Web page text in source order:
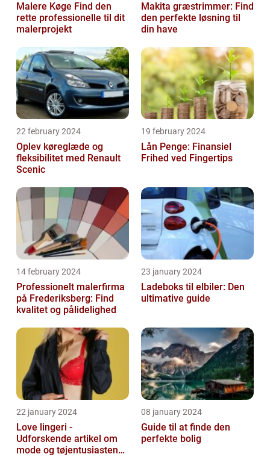
Malere Køge Find den
rette professionelle til dit
malerprojekt
Makita græstrimmer: Find
den perfekte løsning til
din have
22 february 2024
Oplev køreglæde og
fleksibilitet med Renault
Scenic
19 february 2024
Lån Penge: Finansiel
Frihed ved Fingertips
14 february 2024
Professionelt malerfirma
på Frederiksberg: Find
kvalitet og pålidelighed
23 january 2024
Ladeboks til elbiler: Den
ultimative guide
22 january 2024
Love lingeri -
Udforskende artikel om
mode og tøjentusiastens
08 january 2024
Guide til at finde den
perfekte bolig